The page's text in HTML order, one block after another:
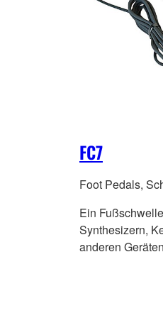
FC7
Foot Pedals,
Ein
Synthesizern,
anderen